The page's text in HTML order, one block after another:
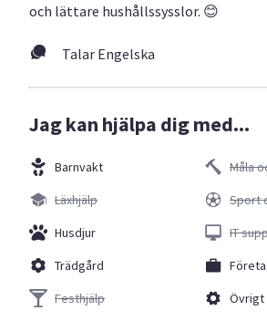
och lättare hushållssysslor. 😊
Talar Engelska
Jag kan hjälpa dig med...
Barnvakt
Läxhjälp
Husdjur
Trädgård
Festhjälp
Måla
Sport
IT
Övrigt